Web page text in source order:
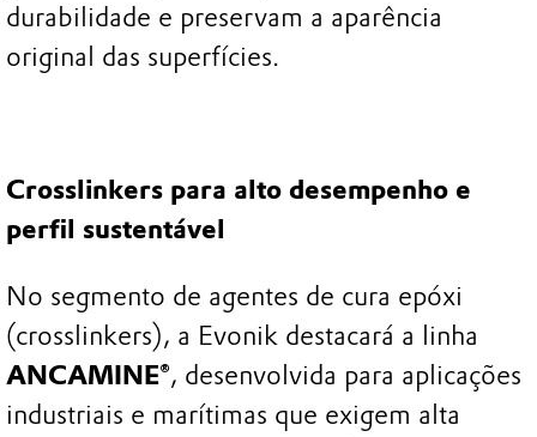
durabilidade e preservam a aparência
original das superfícies.
Crosslinkers para alto desempenho e
perfil sustentável
No segmento de agentes de cura epóxi
(crosslinkers), a Evonik destacará a linha
ANCAMINE®, desenvolvida para aplicações
industriais e marítimas que exigem alta